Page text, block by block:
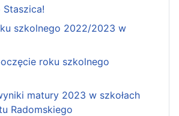
szkolnego 2022/2023 w
roku szkolnego
matury 2023 w szkołach
Radomskiego